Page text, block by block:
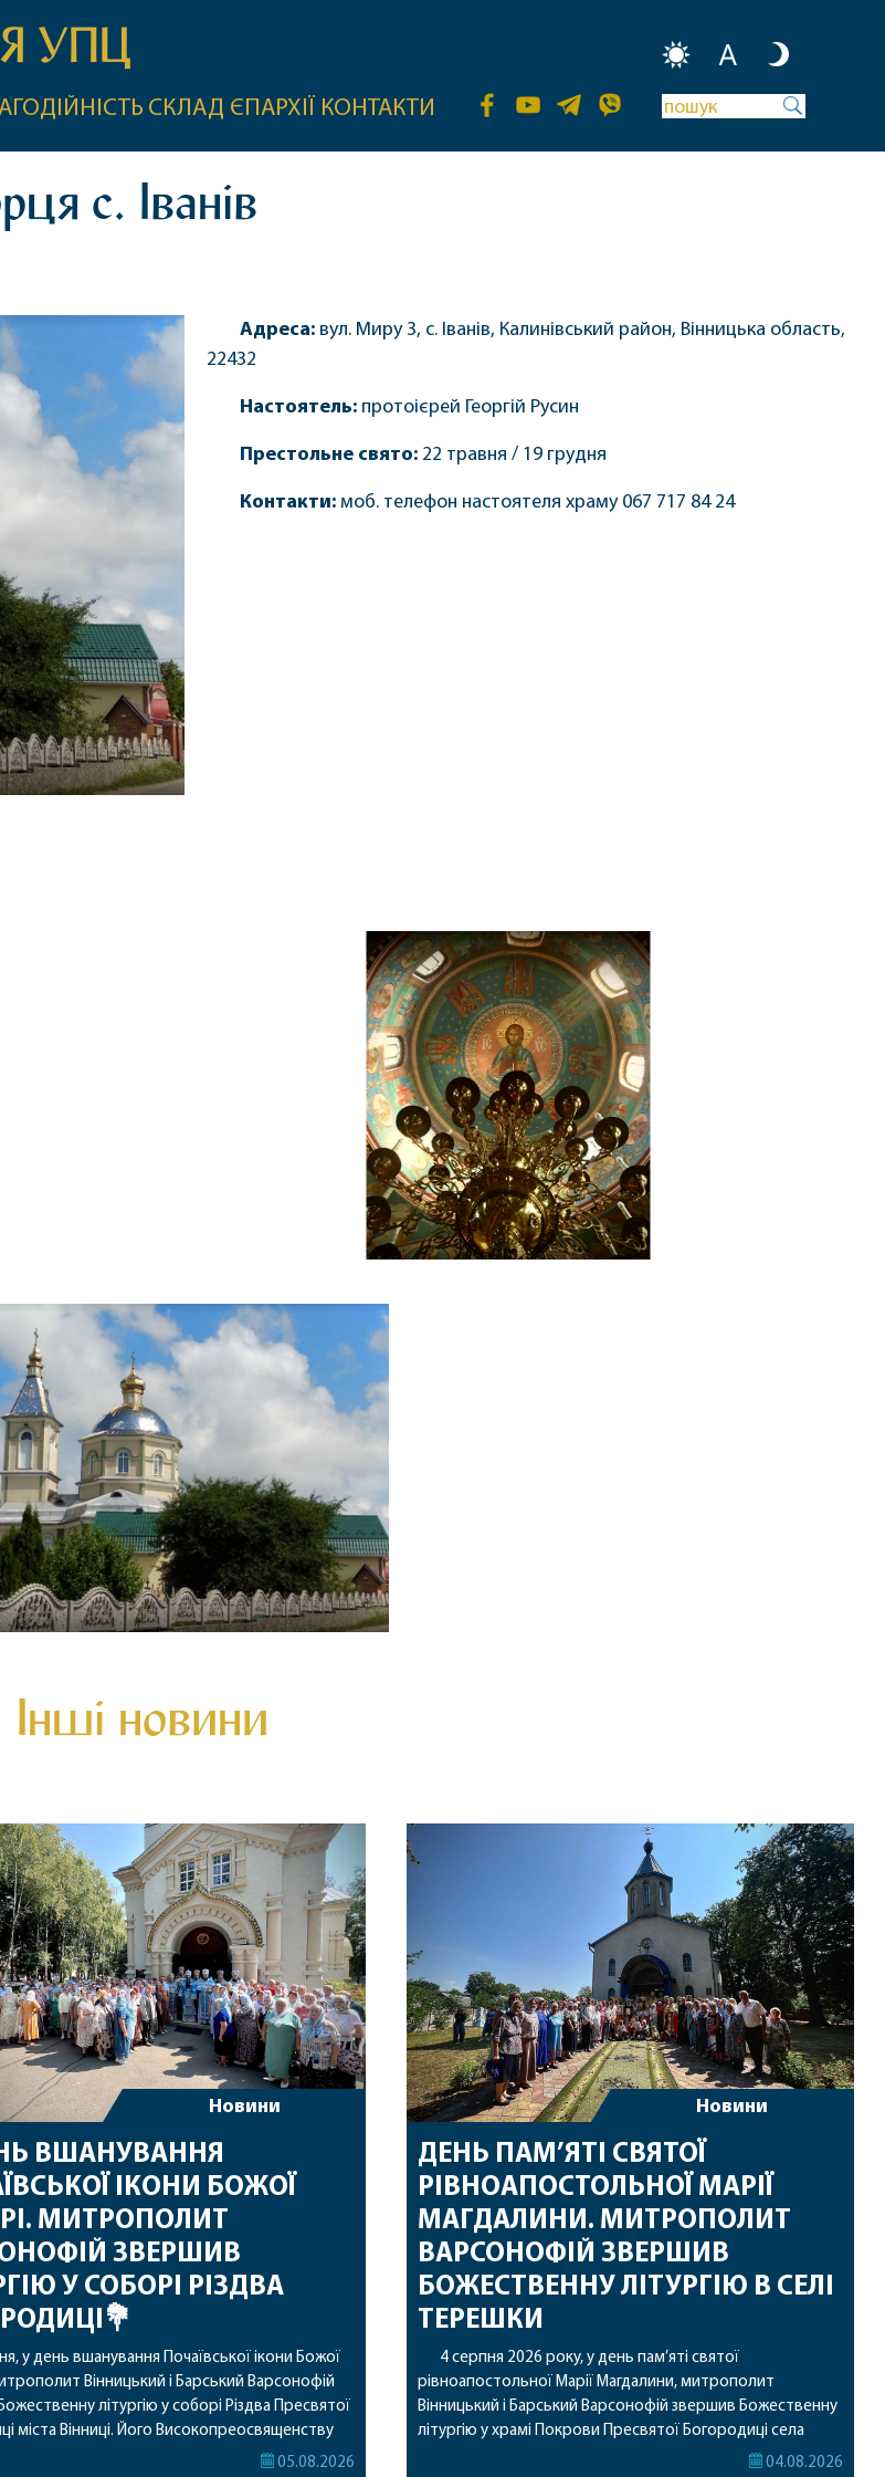
A
УПЦ
СКЛАД ЄПАРХІЇ КОНТАКТИ
с. Іванів
Адреса: вул. Миру 3, с. Іванів, Калинівський район, Вінницька область,
22432
Настоятель: протоієрей Георгій Русин
Престольне свято: 22 травня / 19 грудня
Контакти: моб. телефон настоятеля храму 067 717 84 24
Інші новини
Новини
ВШАНУВАННЯ
ІКОНИ БОЖОЇ
МИТРОПОЛИТ
ЗВЕРШИВ
У СОБОРІ РІЗДВА
у день вшанування Почаївської ікони Божої
Вінницький і Барський Варсонофій
літургію у соборі Різдва Пресвятої
міста Вінниці. Його Високопреосвященству
секретар, духівник, благочинні, духовенство
05.08.2026
Новини
ДЕНЬ ПАМ’ЯТІ СВЯТОЇ
РІВНОАПОСТОЛЬНОЇ МАРІЇ
МАГДАЛИНИ. МИТРОПОЛИТ
ВАРСОНОФІЙ ЗВЕРШИВ
БОЖЕСТВЕННУ ЛІТУРГІЮ В СЕЛІ
ТЕРЕШКИ
4 серпня 2026 року, у день пам’яті святої
рівноапостольної Марії Магдалини, митрополит
Вінницький і Барський Варсонофій звершив Божественну
літургію у храмі Покрови Пресвятої Богородиці села
Терешки Барського благочиння. Перед початком04.08.2026